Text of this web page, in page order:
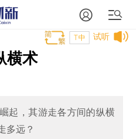
试听
T中
横术
起，其游走各方间的纵横
多远？